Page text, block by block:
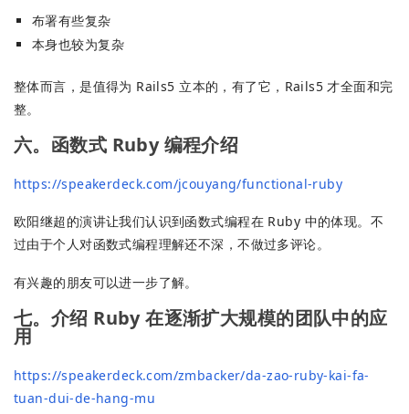
布署有些复杂
本身也较为复杂
整体而言，是值得为 Rails5 立本的，有了它，Rails5 才全面和完
整。
六。函数式 Ruby 编程介绍
https://speakerdeck.com/jcouyang/functional-ruby
欧阳继超的演讲让我们认识到函数式编程在 Ruby 中的体现。不
过由于个人对函数式编程理解还不深，不做过多评论。
有兴趣的朋友可以进一步了解。
七。介绍 Ruby 在逐渐扩大规模的团队中的应
用
https://speakerdeck.com/zmbacker/da-zao-ruby-kai-fa-
tuan-dui-de-hang-mu